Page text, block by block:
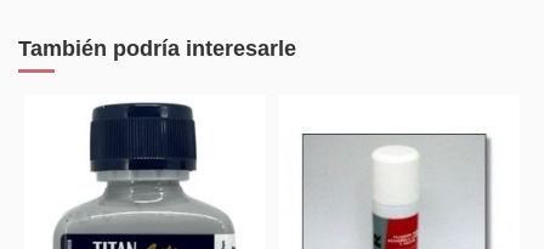
También podría interesarle